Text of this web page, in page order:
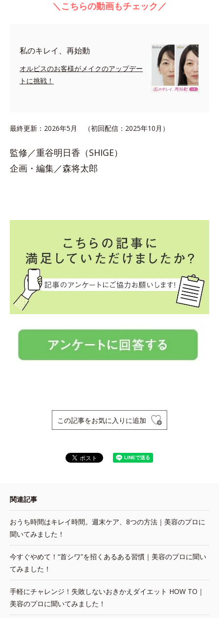
＼こちらの動画もチェック／
私のキレイ、再始動
オルビスのお客様がメイクのアップデー
トに挑戦！
最終更新：2026年5月 （初回配信：2025年10月）
監修／重谷明日香（SHIGE）
企画・編集／森将太郎
この記事をお気に入りに追加
関連記事
おうち時間はキレイ時間。週末ケア、8つの方法｜美容のプロに
聞いてみました！
今すぐやめて！“首シワ”を招くあるある習慣｜美容のプロに聞い
てみました！
手軽にチャレンジ！失敗しないおきかえダイエット HOW TO｜
美容のプロに聞いてみました！